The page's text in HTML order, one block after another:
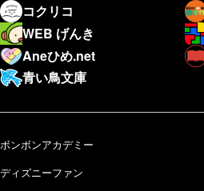
コクリコ
WEB げんき
Aneひめ.net
青い鳥文庫
ボンボンアカデミー
ディズニーファン